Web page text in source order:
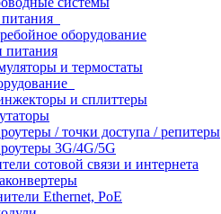
оборудование
питания
и термостаты
и сплиттеры
/ точки доступа / репитеры
3G/4G/5G
сотовой связи и интернета
Ethernet, PoE